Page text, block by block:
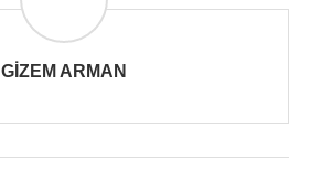
GIZEM ARMAN